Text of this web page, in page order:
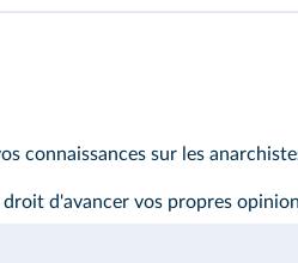
connaissances sur les
d'avancer vos propres